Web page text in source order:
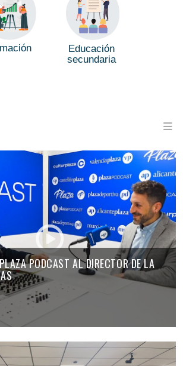
Educación
secundaria
PODCAST AL DIRECTOR DE LA